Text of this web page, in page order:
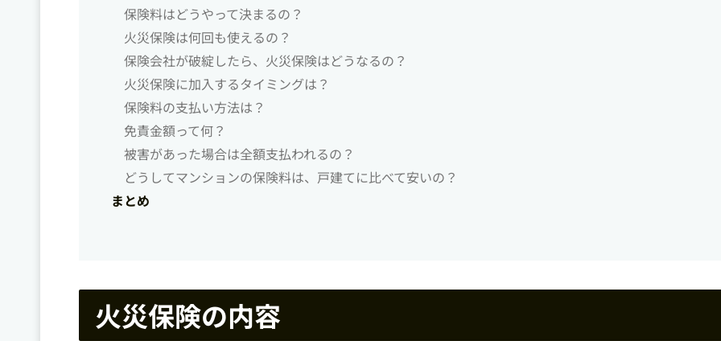
保険料はどうやって決まるの？
火災保険は何回も使えるの？
保険会社が破綻したら、火災保険はどうなるの？
火災保険に加入するタイミングは？
保険料の支払い方法は？
免責金額って何？
被害があった場合は全額支払われるの？
どうしてマンションの保険料は、戸建てに比べて安いの？
まとめ
火災保険の内容